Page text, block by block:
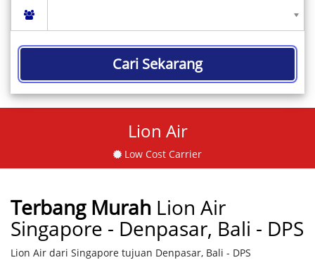
Cari Sekarang
Lion Air
Low Cost Carrier
Terbang Murah Lion Air
Singapore - Denpasar, Bali - DPS
Lion Air dari Singapore tujuan Denpasar, Bali - DPS